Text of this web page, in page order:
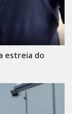
estreia do